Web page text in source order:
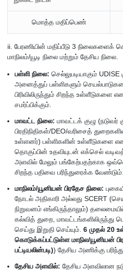
மொத்த மதிப்பெண்
ii. பேரணியின் மதிப்பீடு 3 நிலைகளைக்
மாநிலம்/யூடி நிலை மற்றும் தேசிய நிலை.
பள்ளி நிலை: செல்லுபடியாகும்
அனைத்துப் பள்ளிகளும்
பிரிவிலிருந்தும் சிறந்த உள்ளீடுகளை
சமர்ப்பிக்கும்.
மாவட்ட நிலை: மாவட்டக் குழு (நடுவர்
பிரதிநிதிகள்/DEO/வரிசைத்
உள்ளனர்) பள்ளிகளின் உள்ளீடுகளை
தொகுப்பின் உதவியுடன் எக்செல்
அளவில் மேலும் பங்கேற்பதற்காக
சிறந்த பதிவை பரிந்துரைக்க வேண்டும்.
மாநிலம்/யூனியன் பிரதேச நிலை:
நோடல் அதிகாரி அல்லது SCERT
நிறுவனம் எங்கிருந்தாலும்)
கல்வித் துறை, மாவட்டங்களிலிருந்து
செய்து இறுதி செய்யும். 6 முதல் 20
கொடுக்கப்பட்டுள்ள மாநில/யூனியன்
பட்டியலின்படி)) தேசிய அணிக்கு
தேசிய அளவில்: தேசிய அளவிலான